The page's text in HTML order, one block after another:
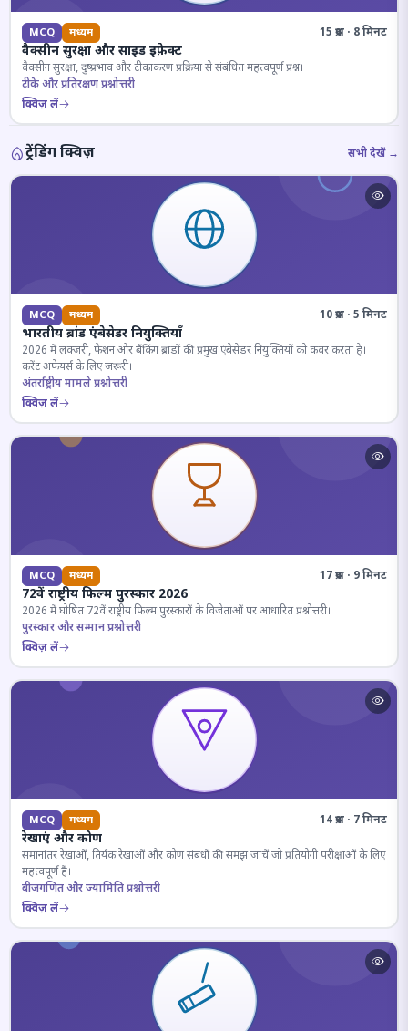
MCQ मध्यम 15 प्रश्न · 8 मिनट
वैक्सीन सुरक्षा और साइड इफ़ेक्ट
वैक्सीन सुरक्षा, दुष्प्रभाव और टीकाकरण प्रक्रिया से संबंधित महत्वपूर्ण प्रश्न।
टीके और प्रतिरक्षण प्रश्नोत्तरी
क्विज़ लें
ट्रेंडिंग क्विज़ सभी देखें →
MCQ मध्यम 10 प्रश्न · 5 मिनट
भारतीय ब्रांड एंबेसेडर नियुक्तियाँ
2026 में लक्जरी, फैशन और बैंकिंग ब्रांडों की प्रमुख एंबेसेडर नियुक्तियों को कवर करता है।
करेंट अफेयर्स के लिए जरूरी।
अंतर्राष्ट्रीय मामले प्रश्नोत्तरी
क्विज़ लें
MCQ मध्यम 17 प्रश्न · 9 मिनट
72वें राष्ट्रीय फिल्म पुरस्कार 2026
2026 में घोषित 72वें राष्ट्रीय फिल्म पुरस्कारों के विजेताओं पर आधारित प्रश्नोत्तरी।
पुरस्कार और सम्मान प्रश्नोत्तरी
क्विज़ लें
MCQ मध्यम 14 प्रश्न · 7 मिनट
रेखाएं और कोण
समानांतर रेखाओं, तिर्यक रेखाओं और कोण संबंधों की समझ जांचें जो प्रतियोगी परीक्षाओं के लिए
महत्वपूर्ण हैं।
बीजगणित और ज्यामिति प्रश्नोत्तरी
क्विज़ लें